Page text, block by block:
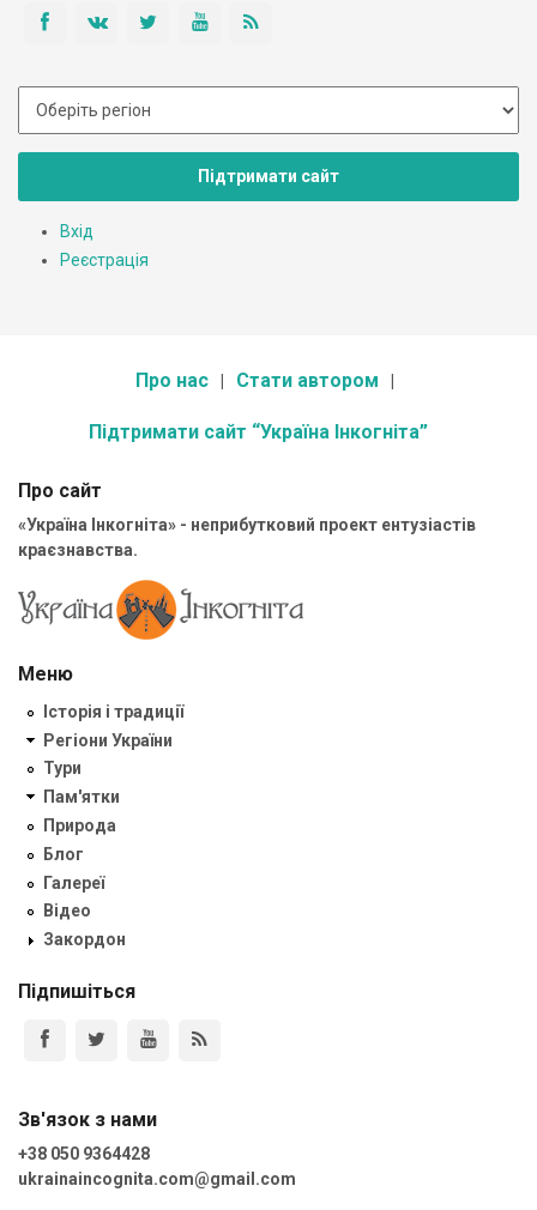
Підтримати сайт
Вхід
Реєстрація
Про нас Стати автором
Підтримати сайт “Україна Інкогніта”
Про сайт
«Україна Інкогніта» - неприбутковий проект ентузіастів
краєзнавства.
Меню
Історія і традиції
Регіони України
Тури
Пам'ятки
Природа
Блог
Галереї
Відео
Закордон
Підпишіться
Зв'язок з нами
+38 050 9364428
ukrainaincognita.com@gmail.com